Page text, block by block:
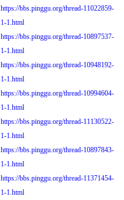
https://bbs.pinggu.org/thread-11022859-
1-1.html
https://bbs.pinggu.org/thread-10897537-
1-1.html
https://bbs.pinggu.org/thread-10948192-
1-1.html
https://bbs.pinggu.org/thread-10994604-
1-1.html
https://bbs.pinggu.org/thread-11130522-
1-1.html
https://bbs.pinggu.org/thread-10897843-
1-1.html
https://bbs.pinggu.org/thread-11371454-
1-1.html